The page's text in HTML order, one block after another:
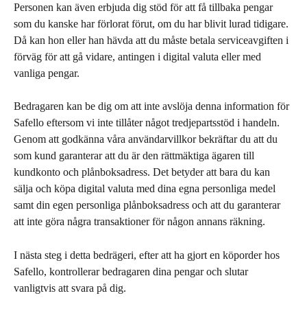
Personen kan även erbjuda dig stöd för att få tillbaka pengar
som du kanske har förlorat förut, om du har blivit lurad tidigare.
Då kan hon eller han hävda att du måste betala serviceavgiften i
förväg för att gå vidare, antingen i digital valuta eller med
vanliga pengar.
Bedragaren kan be dig om att inte avslöja denna information för
Safello eftersom vi inte tillåter något tredjepartsstöd i handeln.
Genom att godkänna våra användarvillkor bekräftar du att du
som kund garanterar att du är den rättmäktiga ägaren till
kundkonto och plånboksadress. Det betyder att bara du kan
sälja och köpa digital valuta med dina egna personliga medel
samt din egen personliga plånboksadress och att du garanterar
att inte göra några transaktioner för någon annans räkning.
I nästa steg i detta bedrägeri, efter att ha gjort en köporder hos
Safello, kontrollerar bedragaren dina pengar och slutar
vanligtvis att svara på dig.